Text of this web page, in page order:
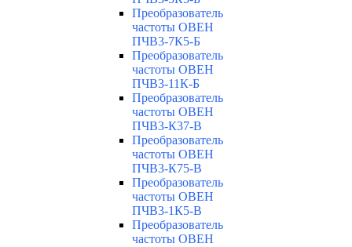
Преобразователь
частоты ОВЕН
ПЧВ3-7К5-Б
Преобразователь
частоты ОВЕН
ПЧВ3-11К-Б
Преобразователь
частоты ОВЕН
ПЧВ3-К37-В
Преобразователь
частоты ОВЕН
ПЧВ3-К75-В
Преобразователь
частоты ОВЕН
ПЧВ3-1К5-В
Преобразователь
частоты ОВЕН